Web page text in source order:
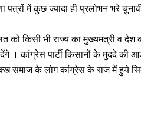
पत्रों में कुछ ज्यादा ही प्रलोभन भरे
को किसी भी राज्य का मुख्यमंत्री व देश
। कांग्रेस पार्टी किसानों के मुददे
समाज के लोग कांग्रेस के राज में हुये